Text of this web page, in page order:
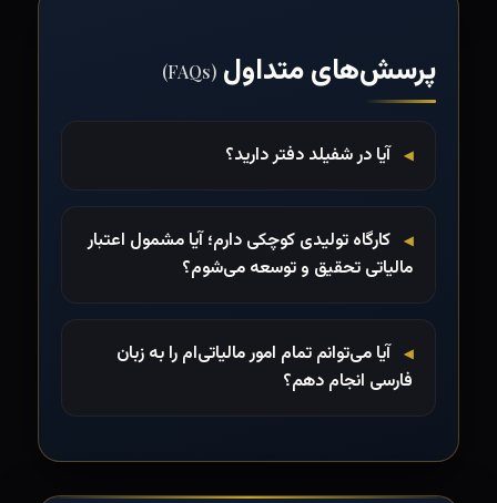
پرسش‌های متداول(FAQs)
آیا در شفیلد دفتر دارید؟
کارگاه تولیدی کوچکی دارم؛ آیا مشمول اعتبار
مالیاتی تحقیق و توسعه می‌شوم؟
آیا می‌توانم تمام امور مالیاتی‌ام را به زبان
فارسی انجام دهم؟